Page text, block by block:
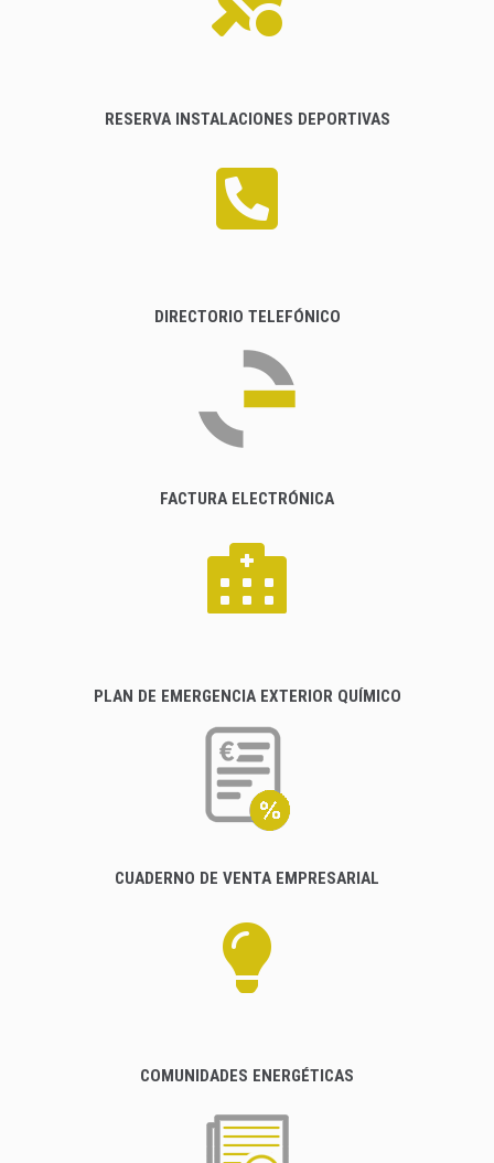
RESERVA INSTALACIONES DEPORTIVAS
DIRECTORIO TELEFÓNICO
FACTURA ELECTRÓNICA
PLAN DE EMERGENCIA EXTERIOR QUÍMICO
CUADERNO DE VENTA EMPRESARIAL
COMUNIDADES ENERGÉTICAS